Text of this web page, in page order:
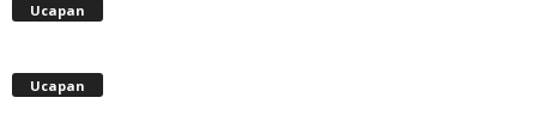
Ucapan
Ucapan